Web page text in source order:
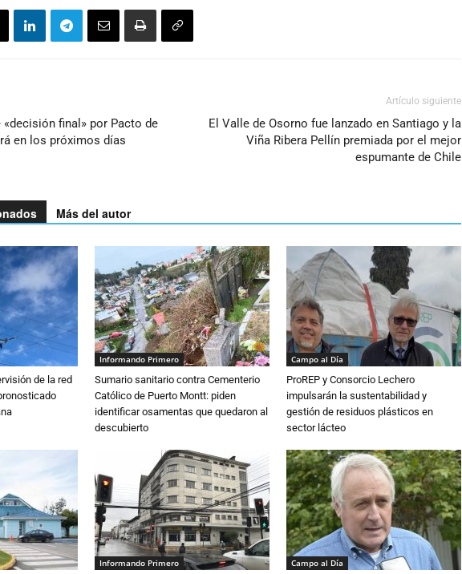
final» por Pacto de
en los próximos días
Artículo siguiente
El Valle de Osorno fue lanzado en Santiago y la
Viña Ribera Pellín premiada por el mejor
espumante de Chile
Más del autor
de la red
Informando Primero
Sumario sanitario contra Cementerio
Católico de Puerto Montt: piden
identificar osamentas que quedaron al
descubierto
Campo al Día
ProREP y Consorcio Lechero
impulsarán la sustentabilidad y
gestión de residuos plásticos en
sector lácteo
Informando Primero Campo al Día